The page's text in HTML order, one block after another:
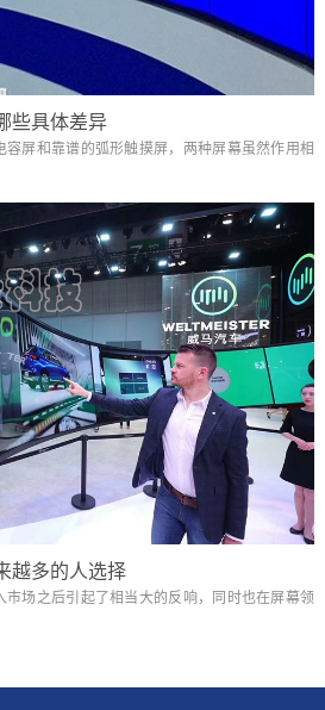
些具体差异
屏和靠谱的弧形触摸屏，两种屏幕虽然作用相
越多的人选择
场之后引起了相当大的反响，同时也在屏幕领